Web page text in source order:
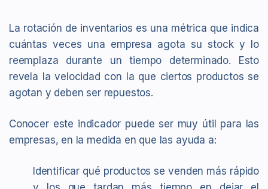
La rotación de inventarios es una métrica que indica
cuántas veces una empresa agota su stock y lo
reemplaza durante un tiempo determinado. Esto
revela la velocidad con la que ciertos productos se
agotan y deben ser repuestos.
Conocer este indicador puede ser muy útil para las
empresas, en la medida en que las ayuda a:
Identificar qué productos se venden más rápido